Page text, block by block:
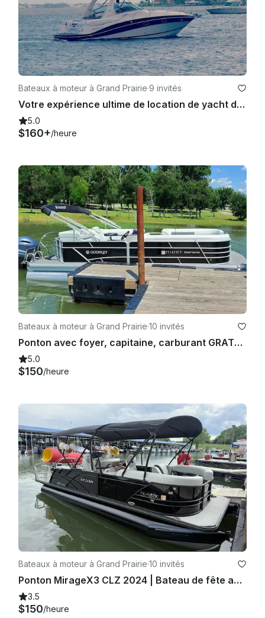
Bateaux à moteur à Grand Prairie·9 invités
Votre expérience ultime de location de yacht de luxe
5.0
$160+/heure
Bateaux à moteur à Grand Prairie·10 invités
Ponton avec foyer, capitaine, carburant GRATUIT et AUCUN dépôt de garantie — Joe Pool Lake
5.0
$150/heure
Bateaux à moteur à Grand Prairie·10 invités
Ponton MirageX3 CLZ 2024 | Bateau de fête amusant, prêt pour le lac, divertissement en famille
3.5
$150/heure